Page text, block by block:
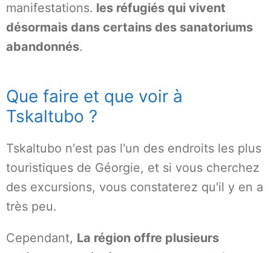
manifestations. les réfugiés qui vivent
désormais dans certains des sanatoriums
abandonnés.
Que faire et que voir à
Tskaltubo ?
Tskaltubo n'est pas l'un des endroits les plus
touristiques de Géorgie, et si vous cherchez
des excursions, vous constaterez qu'il y en a
très peu.
Cependant, La région offre plusieurs